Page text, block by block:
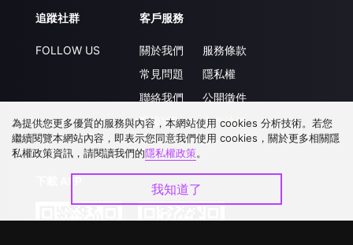
追蹤社群
FOLLOW US
客戶服務
關於我們
常見問題
聯絡我們
升級VIP
服務條款
隱私權
公開徵件
合作洽談
為提供您更多優質的服務與內容，本網站使用 cookies 分析技術。若您
繼續閱覽本網站內容，即表示您同意我們使用 cookies，關於更多相關隱
私權政策資訊，請閱讀我們的隱私權政策。
我知道了